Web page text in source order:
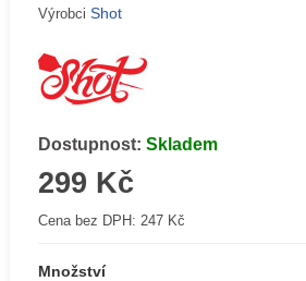
Výrobci Shot
Dostupnost: Skladem
299 Kč
Cena bez DPH: 247 Kč
Množství